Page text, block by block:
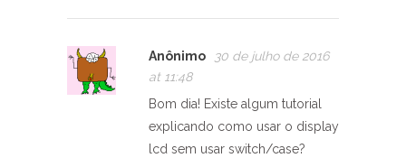
Anônimo
30 de julho de 2016
at 11:48
Bom dia! Existe algum tutorial
explicando como usar o display
lcd sem usar switch/case?